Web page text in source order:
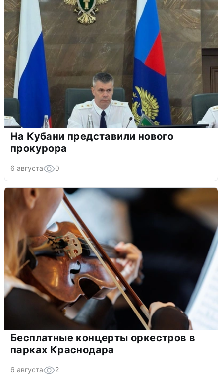
На Кубани представили нового
прокурора
6 августа 0
Бесплатные концерты оркестров в
парках Краснодара
6 августа 2